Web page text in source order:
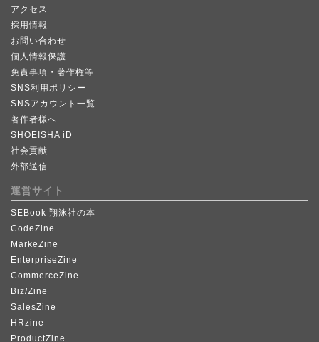
アクセス
採用情報
お問い合わせ
個人情報保護
免責事項・著作権等
SNS利用ポリシー
SNSアカウント一覧
著作者様へ
SHOEISHA iD
社会貢献
外部送信
運営サイト
SEBook 翔泳社の本
CodeZine
MarkeZine
EnterpriseZine
CommerceZine
Biz/Zine
SalesZine
HRzine
ProductZine